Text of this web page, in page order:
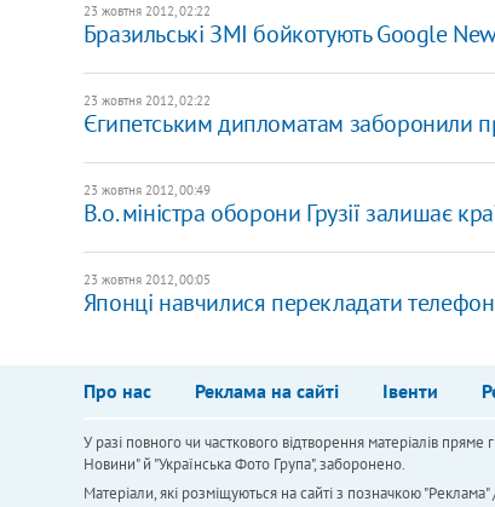
23 жовтня 2012, 02:22
Бразильські ЗМІ бойкотують Google
23 жовтня 2012, 02:22
Єгипетським дипломатам заборонили
23 жовтня 2012, 00:49
В.о. міністра оборони Грузії залишає
23 жовтня 2012, 00:05
Японці навчилися перекладати
Про нас Реклама на сайті Івенти
У разі повного чи часткового відтворення матеріалів
Новини" й "Українська Фото Група", заборонено.
Матеріали, які розміщуються на сайті з позначкою